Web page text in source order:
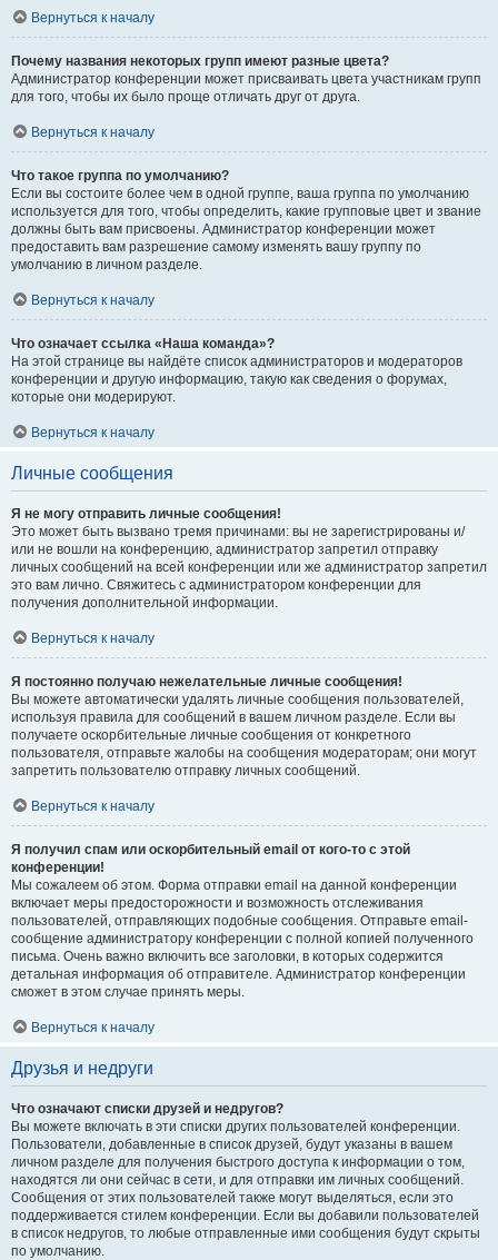
Вернуться к началу
Почему названия некоторых групп имеют разные цвета?
Администратор конференции может присваивать цвета участникам групп
для того, чтобы их было проще отличать друг от друга.
Вернуться к началу
Что такое группа по умолчанию?
Если вы состоите более чем в одной группе, ваша группа по умолчанию
используется для того, чтобы определить, какие групповые цвет и звание
должны быть вам присвоены. Администратор конференции может
предоставить вам разрешение самому изменять вашу группу по
умолчанию в личном разделе.
Вернуться к началу
Что означает ссылка «Наша команда»?
На этой странице вы найдёте список администраторов и модераторов
конференции и другую информацию, такую как сведения о форумах,
которые они модерируют.
Вернуться к началу
Личные сообщения
Я не могу отправить личные сообщения!
Это может быть вызвано тремя причинами: вы не зарегистрированы и/
или не вошли на конференцию, администратор запретил отправку
личных сообщений на всей конференции или же администратор запретил
это вам лично. Свяжитесь с администратором конференции для
получения дополнительной информации.
Вернуться к началу
Я постоянно получаю нежелательные личные сообщения!
Вы можете автоматически удалять личные сообщения пользователей,
используя правила для сообщений в вашем личном разделе. Если вы
получаете оскорбительные личные сообщения от конкретного
пользователя, отправьте жалобы на сообщения модераторам; они могут
запретить пользователю отправку личных сообщений.
Вернуться к началу
Я получил спам или оскорбительный email от кого-то с этой
конференции!
Мы сожалеем об этом. Форма отправки email на данной конференции
включает меры предосторожности и возможность отслеживания
пользователей, отправляющих подобные сообщения. Отправьте email-
сообщение администратору конференции с полной копией полученного
письма. Очень важно включить все заголовки, в которых содержится
детальная информация об отправителе. Администратор конференции
сможет в этом случае принять меры.
Вернуться к началу
Друзья и недруги
Что означают списки друзей и недругов?
Вы можете включать в эти списки других пользователей конференции.
Пользователи, добавленные в список друзей, будут указаны в вашем
личном разделе для получения быстрого доступа к информации о том,
находятся ли они сейчас в сети, и для отправки им личных сообщений.
Сообщения от этих пользователей также могут выделяться, если это
поддерживается стилем конференции. Если вы добавили пользователей
в список недругов, то любые отправленные ими сообщения будут скрыты
по умолчанию.